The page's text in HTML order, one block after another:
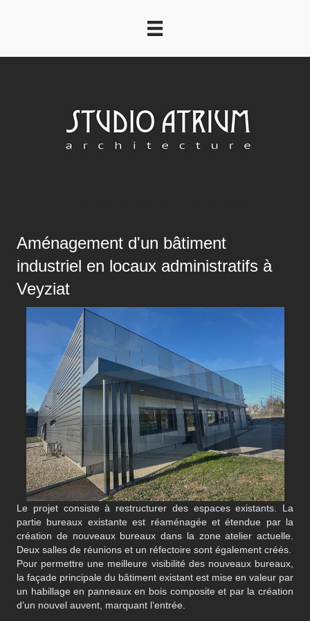
Aménagement d'un bâtiment
industriel en locaux administratifs à
Veyziat
Le projet consiste à restructurer des espaces existants. La
partie bureaux existante est réaménagée et étendue par la
création de nouveaux bureaux dans la zone atelier actuelle.
Deux salles de réunions et un réfectoire sont également créés.
Pour permettre une meilleure visibilité des nouveaux bureaux,
la façade principale du bâtiment existant est mise en valeur par
un habillage en panneaux en bois composite et par la création
d’un nouvel auvent, marquant l’entrée.